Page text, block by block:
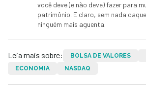
você deve (e não deve) fazer para
patrimônio. E claro, sem nada
ninguém mais aguenta.
Leia mais sobre: BOLSA DE VALORES
ECONOMIA
NASDAQ